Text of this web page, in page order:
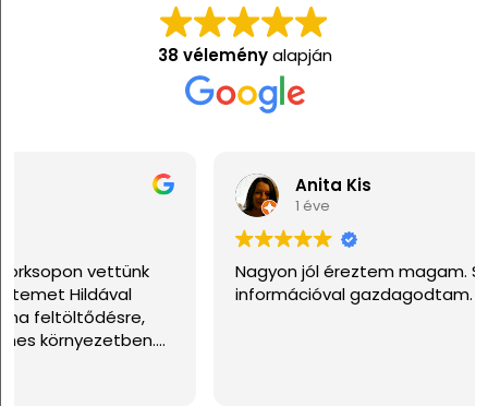
38 véleményalapján
Anita Kis
Nagyon jól éreztem magam. Sok hasznos
információval gazdagodtam. Köszönöm!